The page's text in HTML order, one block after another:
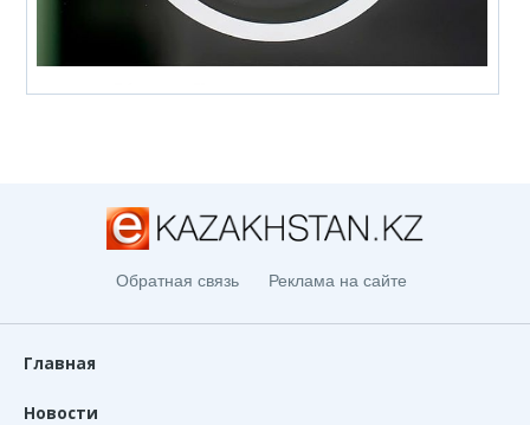
Обратная связь Реклама на сайте
Главная
Новости